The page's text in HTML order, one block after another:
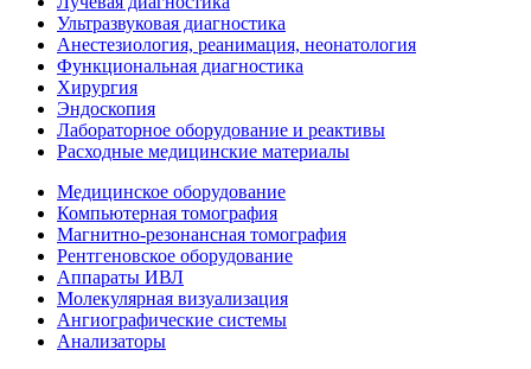
Ультразвуковая диагностика
Анестезиология, реанимация, неонатология
Функциональная диагностика
Хирургия
Эндоскопия
Лабораторное оборудование и реактивы
Расходные медицинские материалы
Медицинское оборудование
Компьютерная томография
Магнитно-резонансная томография
Рентгеновское оборудование
Аппараты ИВЛ
Молекулярная визуализация
Ангиографические системы
Анализаторы